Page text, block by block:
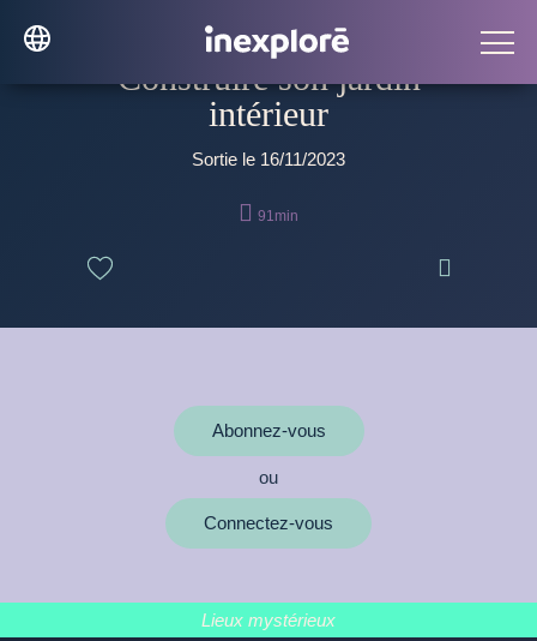
Construire son jardin
intérieur
Sortie le 16/11/2023
 91min

Abonnez-vous
ou
Connectez-vous
Lieux mystérieux